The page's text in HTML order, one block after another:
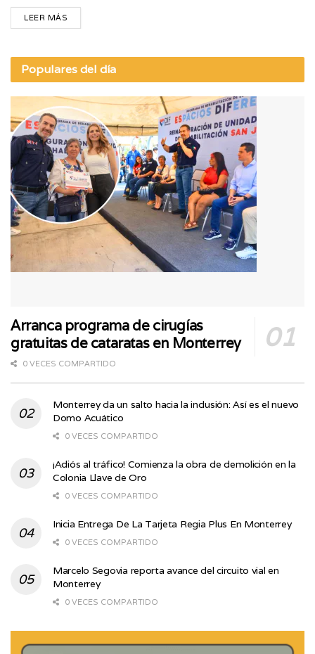
LEER MÁS
Populares del día
Arranca programa de cirugías
gratuitas de cataratas en Monterrey
0 VECES COMPARTIDO
Monterrey da un salto hacia la inclusión: Así es el nuevo
Domo Acuático
0 VECES COMPARTIDO
¡Adiós al tráfico! Comienza la obra de demolición en la
Colonia Llave de Oro
0 VECES COMPARTIDO
Inicia Entrega De La Tarjeta Regia Plus En Monterrey
0 VECES COMPARTIDO
Marcelo Segovia reporta avance del circuito vial en
Monterrey
0 VECES COMPARTIDO